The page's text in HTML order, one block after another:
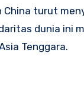
turut
dunia ini
Tenggara.